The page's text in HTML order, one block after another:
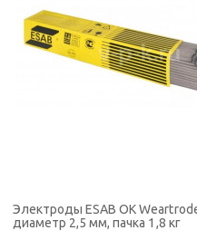
Электроды ESAB OK
диаметр 2,5 мм, пачка 1,8 кг